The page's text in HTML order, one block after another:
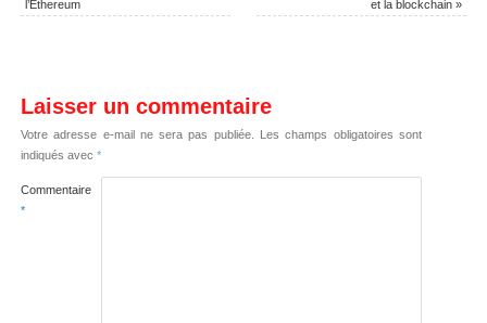
l’Ethereum
et la blockchain»
Laisser un commentaire
Votre adresse e-mail ne sera pas publiée.
Les champs obligatoires sont
indiqués avec *
Commentaire
*